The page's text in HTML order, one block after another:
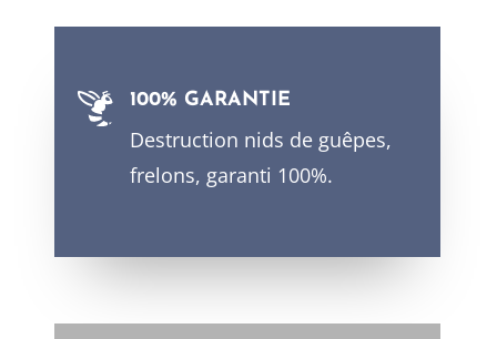
100% GARANTIE
Destruction nids de guêpes,
frelons, garanti 100%.